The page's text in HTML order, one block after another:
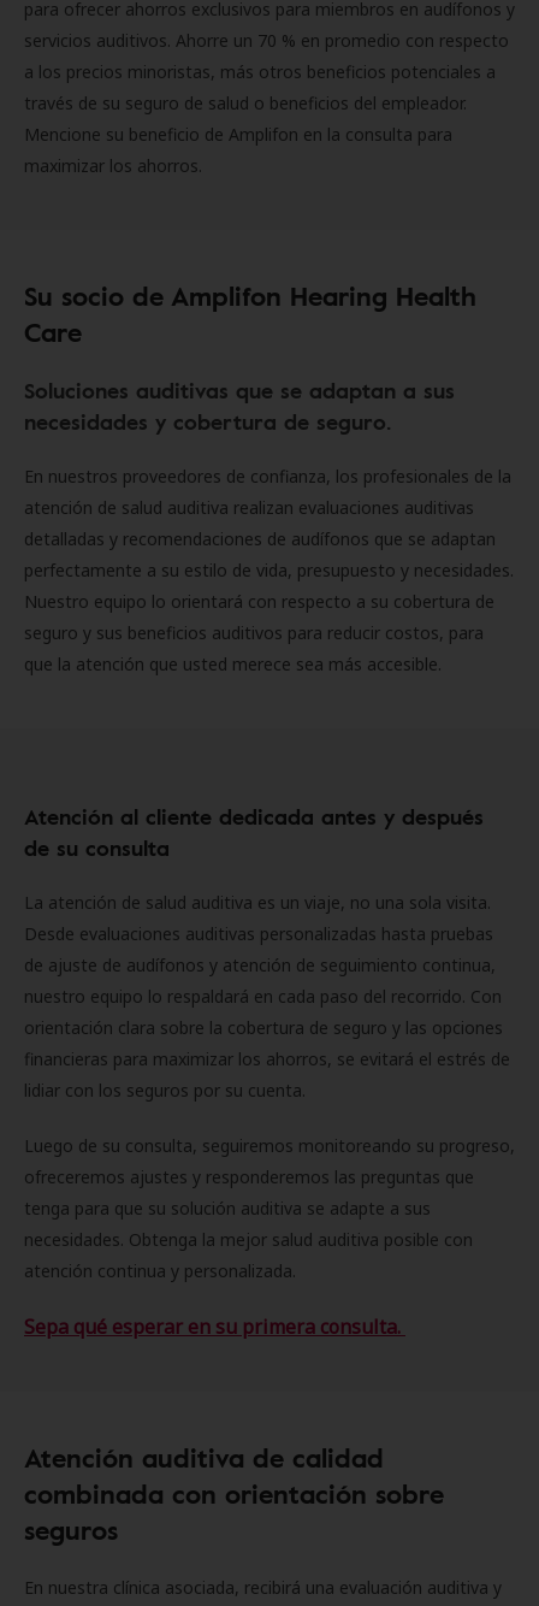
para ofrecer ahorros exclusivos para miembros en audífonos y
servicios auditivos. Ahorre un 70 % en promedio con respecto
a los precios minoristas, más otros beneficios potenciales a
través de su seguro de salud o beneficios del empleador.
Mencione su beneficio de Amplifon en la consulta para
maximizar los ahorros.
Su socio de Amplifon Hearing Health
Care
Soluciones auditivas que se adaptan a sus
necesidades y cobertura de seguro.
En nuestros proveedores de confianza, los profesionales de la
atención de salud auditiva realizan evaluaciones auditivas
detalladas y recomendaciones de audífonos que se adaptan
perfectamente a su estilo de vida, presupuesto y necesidades.
Nuestro equipo lo orientará con respecto a su cobertura de
seguro y sus beneficios auditivos para reducir costos, para
que la atención que usted merece sea más accesible.
Atención al cliente dedicada antes y después
de su consulta
La atención de salud auditiva es un viaje, no una sola visita.
Desde evaluaciones auditivas personalizadas hasta pruebas
de ajuste de audífonos y atención de seguimiento continua,
nuestro equipo lo respaldará en cada paso del recorrido. Con
orientación clara sobre la cobertura de seguro y las opciones
financieras para maximizar los ahorros, se evitará el estrés de
lidiar con los seguros por su cuenta.
Luego de su consulta, seguiremos monitoreando su progreso,
ofreceremos ajustes y responderemos las preguntas que
tenga para que su solución auditiva se adapte a sus
necesidades. Obtenga la mejor salud auditiva posible con
atención continua y personalizada.
Sepa qué esperar en su primera consulta.
Atención auditiva de calidad
combinada con orientación sobre
seguros
En nuestra clínica asociada, recibirá una evaluación auditiva y